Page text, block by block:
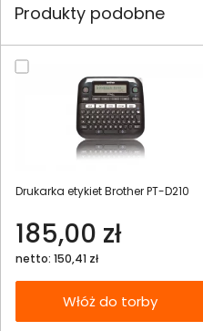
Produkty podobne
Drukarka etykiet Brother PT-D210
185,00 zł
netto: 150,41 zł
Włóż do torby